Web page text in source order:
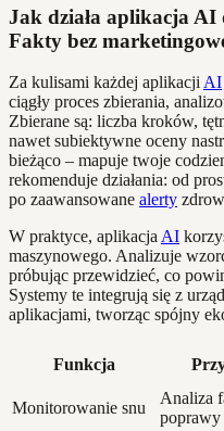
Jak działa aplikacja AI
Fakty bez
Za kulisami każdej aplikacji AI
ciągły proces zbierania,
Zbierane są: liczba kroków,
nawet subiektywne oceny
bieżąco – mapuje twoje
rekomenduje działania: od
po zaawansowane alerty
W praktyce, aplikacja AI
maszynowego. Analizuje
próbując przewidzieć, co
Systemy te integrują się z
aplikacjami, tworząc spójny
Funkcja
Monitorowanie snu
Analiza